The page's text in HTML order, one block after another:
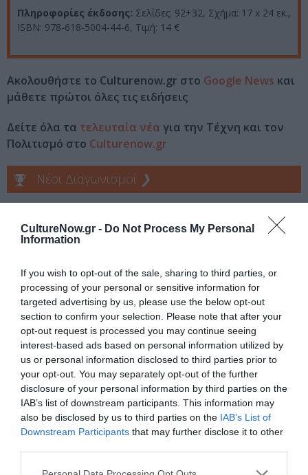
CultureNow.gr - Do Not Process My Personal
Information
If you wish to opt-out of the sale, sharing to third parties, or
processing of your personal or sensitive information for
targeted advertising by us, please use the below opt-out
section to confirm your selection. Please note that after your
opt-out request is processed you may continue seeing
interest-based ads based on personal information utilized by
us or personal information disclosed to third parties prior to
your opt-out. You may separately opt-out of the further
disclosure of your personal information by third parties on the
IAB’s list of downstream participants. This information may
also be disclosed by us to third parties on the IAB’s List of
Downstream Participants that may further disclose it to other
Πληροφορίες έκδοσης: Σελίδες: 92+32, Σχήμα: 17 x 24 εκ.,
ISBN: 978-618-5004-44-6, Τιμή: 14 €
Ακολουθήστε το Culturenow.gr στο Google News και
μάθετε πρώτοι όλες τις ειδήσεις
Δείτε όλα τα τελευταία νέα για την Τέχνη και τον
Πολιτισμό στο Culturenow.gr
Νέοι Διαγωνισμοί ❯
ΕΚΔΟΣΕΙΣ ΚΙΧΛΗ
Newsletter
Κάθε βδομάδα στο e-mail σας τα τελευταία νέα για
την Τέχνη και τον Πολιτισμό!
Ακολουθήστε το Culturenow.gr